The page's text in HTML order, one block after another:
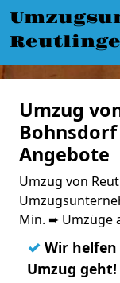
Umzug
Angebote
Umzug von
Min. ➨ Umzüge
✓ Wir
Umzug geht!